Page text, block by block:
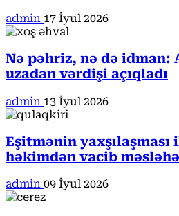
admin 17 İyul 2026
Nə pəhriz, nə də idman:
uzadan vərdişi açıqladı
admin 13 İyul 2026
Eşitmənin yaxşılaşması
həkimdən vacib
admin 09 İyul 2026